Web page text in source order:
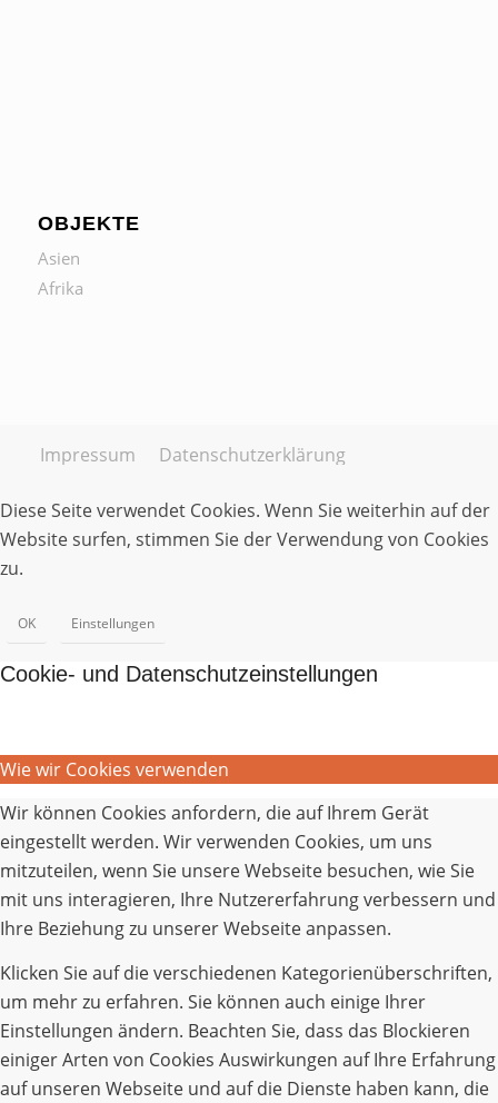
OBJEKTE
Asien
Afrika
Impressum Datenschutzerklärung
Diese Seite verwendet Cookies. Wenn Sie weiterhin auf der
Website surfen, stimmen Sie der Verwendung von Cookies
zu.
OK Einstellungen
Cookie- und Datenschutzeinstellungen
Wie wir Cookies verwenden
Wir können Cookies anfordern, die auf Ihrem Gerät
eingestellt werden. Wir verwenden Cookies, um uns
mitzuteilen, wenn Sie unsere Webseite besuchen, wie Sie
mit uns interagieren, Ihre Nutzererfahrung verbessern und
Ihre Beziehung zu unserer Webseite anpassen.
Klicken Sie auf die verschiedenen Kategorienüberschriften,
um mehr zu erfahren. Sie können auch einige Ihrer
Einstellungen ändern. Beachten Sie, dass das Blockieren
einiger Arten von Cookies Auswirkungen auf Ihre Erfahrung
auf unseren Webseite und auf die Dienste haben kann, die